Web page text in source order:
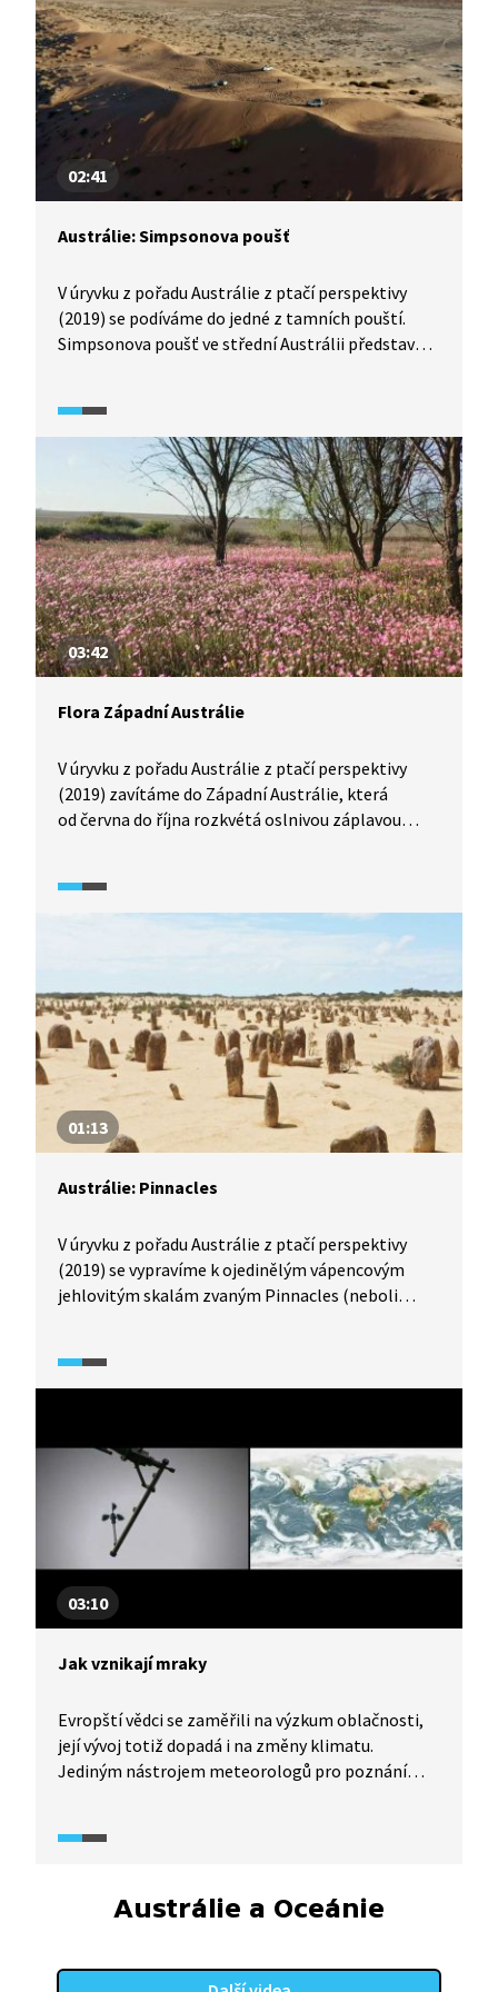
02:41
Austrálie: Simpsonova poušť
V úryvku z pořadu Austrálie z ptačí perspektivy
(2019) se podíváme do jedné z tamních pouští.
Simpsonova poušť ve střední Austrálii představuje
03:42
Flora Západní Austrálie
V úryvku z pořadu Austrálie z ptačí perspektivy
(2019) zavítáme do Západní Austrálie, která
od června do října rozkvétá oslnivou záplavou
může Austrálie nabídnout.
01:13
Austrálie: Pinnacles
V úryvku z pořadu Austrálie z ptačí perspektivy
(2019) se vypravíme k ojedinělým vápencovým
jehlovitým skalám zvaným Pinnacles (neboli
03:10
Jak vznikají mraky
Evropští vědci se zaměřili na výzkum oblačnosti,
její vývoj totiž dopadá i na změny klimatu.
Jediným nástrojem meteorologů pro poznání
vznikají právě díky neznalosti výškového rozložení
satelitů, díky nimž se klimatické modely značně
zpřesňují.
Austrálie a Oceánie